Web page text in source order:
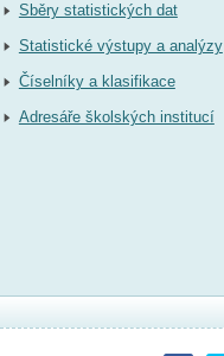
Sběry statistických dat
Statistické výstupy a analýzy
Číselníky a klasifikace
Adresáře školských institucí